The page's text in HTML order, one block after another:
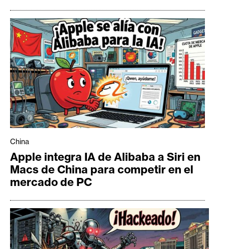
China
Apple integra IA de Alibaba a Siri en
Macs de China para competir en el
mercado de PC